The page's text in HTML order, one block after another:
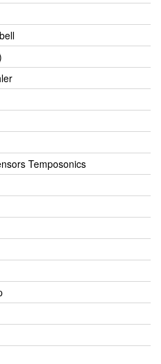
Temposonics